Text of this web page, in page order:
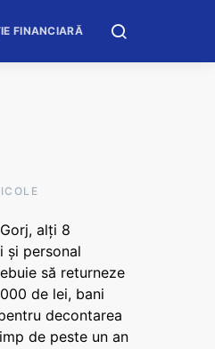
FINANCIARĂ
alți 8
și personal
să returneze
de lei, bani
decontarea
de peste un an